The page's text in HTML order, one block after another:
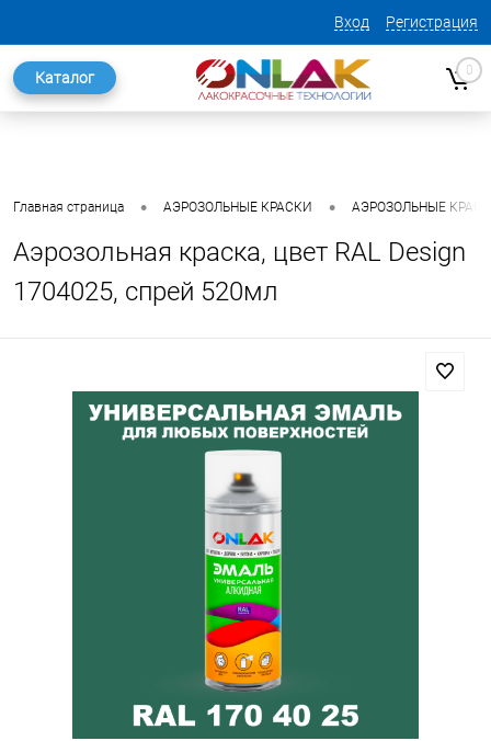
Вход Регистрация
Каталог 0
Главная страница • АЭРОЗОЛЬНЫЕ КРАСКИ • АЭРОЗОЛЬНЫЕ КРАСКИ
Аэрозольная краска, цвет RAL Design
1704025, спрей 520мл